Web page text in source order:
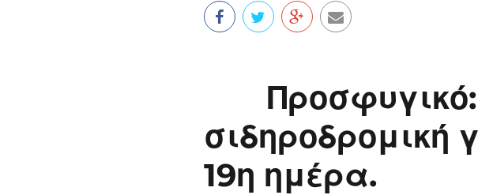
σιδηροδρομική
19η ημέρα.